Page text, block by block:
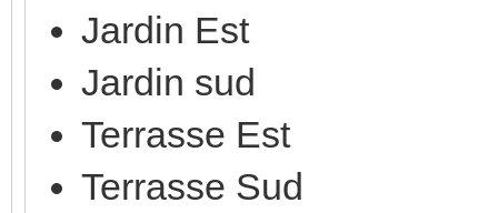
Jardin Est
Jardin sud
Terrasse Est
Terrasse Sud